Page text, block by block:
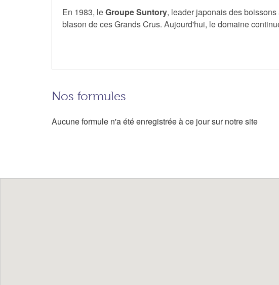
En 1983, leGroupe Suntory, leader japonais des
blason de ces Grands Crus. Aujourd'hui, le domaine
Nos formules
Aucune formule n'a été enregistrée à ce jour sur notre site